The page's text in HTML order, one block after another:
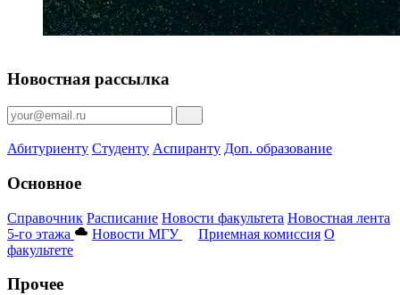
Новостная рассылка
Абитуриенту Студенту Аспиранту Доп. образование
Основное
Справочник Расписание Новости факультета Новостная лента
5-го этажа
Новости МГУ Приемная комиссия О
факультете
Прочее